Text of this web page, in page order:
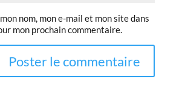
nom, mon e-mail et mon site dans
mon prochain commentaire.